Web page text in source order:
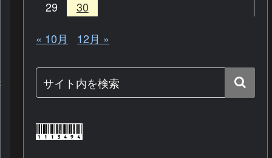
29
30
« 10月
12月 »